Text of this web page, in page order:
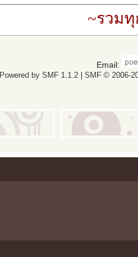
~รวมทุ
Email:
Powered by SMF 1.1.2| SMF © 2006-